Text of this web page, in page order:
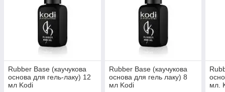
Rubber Base (каучукова
основа для гель-лаку) 12
мл Kodi
Rubber Base (каучукова
основа для гель лаку) 8
мл Kodi
мл.